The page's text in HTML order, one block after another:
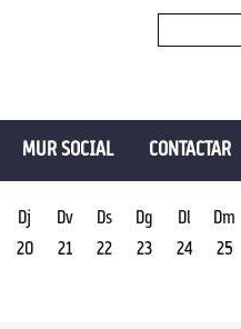
MUR SOCIAL CONTACTAR
Dj
20
Dv
21
Ds
22
Dg
23
Dl
24
Dm
25